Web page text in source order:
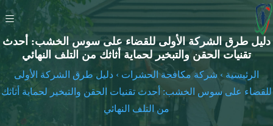
دليل طرق الشركة الأولى للقضاء على سوس الخشب: أحدث
تقنيات الحقن والتبخير لحماية أثاثك من التلف النهائي
الرئيسية › شركة مكافحة الحشرات › دليل طرق الشركة الأولى
للقضاء على سوس الخشب: أحدث تقنيات الحقن والتبخير لحماية أثاثك
من التلف النهائي